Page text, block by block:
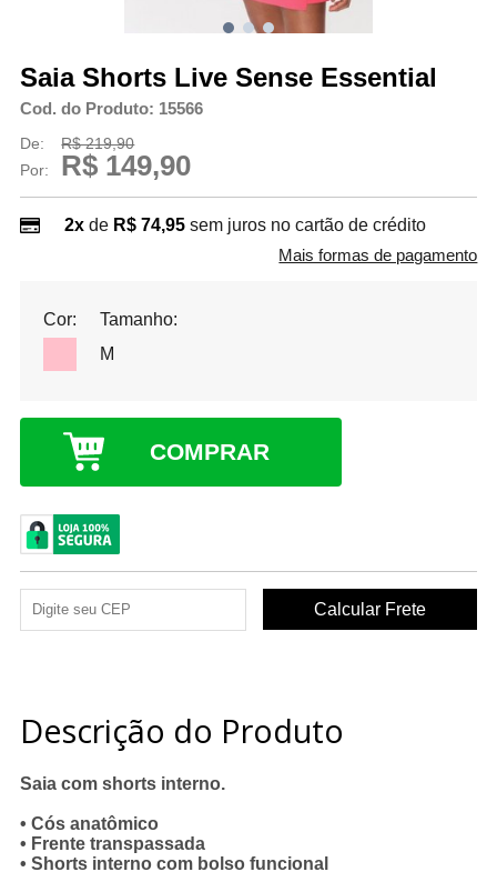
Saia Shorts Live Sense Essential
Cod. do Produto: 15566
De:
R$ 219,90
Por:
R$ 149,90
2xde R$ 74,95 sem juros no cartão de crédito
Mais formas de pagamento
Cor:
Tamanho:
M
COMPRAR
Descrição do Produto
Saia com shorts interno.
• Cós anatômico
• Frente transpassada
• Shorts interno com bolso funcional